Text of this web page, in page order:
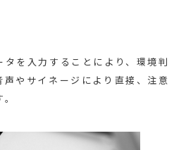
を入力することにより、環境判
声やサイネージにより直接、注意